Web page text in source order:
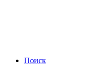
Поиск